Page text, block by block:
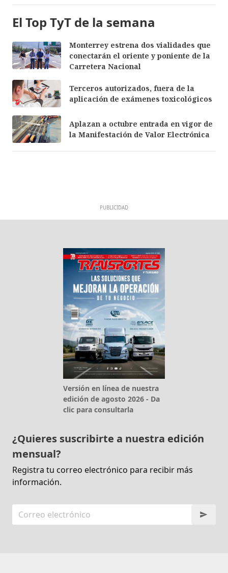
El Top TyT de la semana
Monterrey estrena dos vialidades que
conectarán el oriente y poniente de la
Carretera Nacional
Terceros autorizados, fuera de la
aplicación de exámenes toxicológicos
Aplazan a octubre entrada en vigor de
la Manifestación de Valor Electrónica
PUBLICIDAD
Versión en línea de nuestra
edición de agosto 2026 - Da
clic para consultarla
¿Quieres suscribirte a nuestra edición
mensual?
Registra tu correo electrónico para recibir más
información.